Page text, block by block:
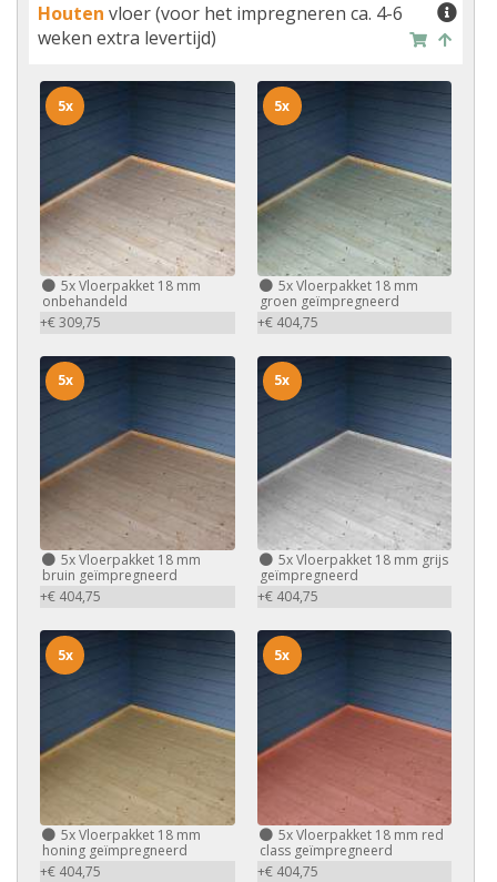
Houten vloer (voor het impregneren ca. 4-6
weken extra levertijd)
5xVloerpakket 18 mm
onbehandeld
+€ 309,75
5x
5xVloerpakket 18 mm
groen geïmpregneerd
+€ 404,75
5x
5xVloerpakket 18 mm
bruin geïmpregneerd
+€ 404,75
5x
5xVloerpakket 18 mm grijs
geïmpregneerd
+€ 404,75
5x
5xVloerpakket 18 mm
honing geïmpregneerd
+€ 404,75
5x
5xVloerpakket 18 mm red
class geïmpregneerd
+€ 404,75
5x